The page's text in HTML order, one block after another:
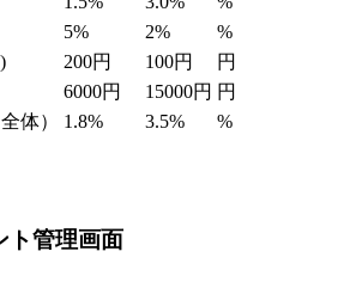
5% 2%
%
200円 100円
円
6000円 15000円 円
体）
1.8% 3.5% %
ト管理画面